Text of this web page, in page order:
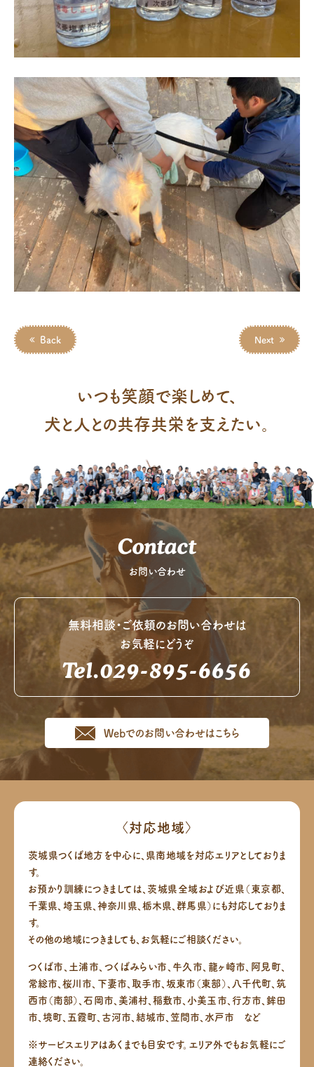
Back Next
いつも笑顔で楽しめて、
犬と人との共存共栄を支えたい。
Contact
お問い合わせ
無料相談・ご依頼のお問い合わせは
お気軽にどうぞ
Tel.029-895-6656
Webでのお問い合わせはこちら
〈対応地域〉
茨城県つくば地方を中心に、県南地域を対応エリアとしておりま
す。
お預かり訓練につきましては、茨城県全域および近県（東京都、
千葉県、埼玉県、神奈川県、栃木県、群馬県）にも対応しておりま
す。
その他の地域につきましても、お気軽にご相談ください。
つくば市、土浦市、つくばみらい市、牛久市、龍ヶ崎市、阿見町、
常総市、桜川市、下妻市、取手市、坂東市（東部）、八千代町、筑
西市（南部）、石岡市、美浦村、稲敷市、小美玉市、行方市、鉾田
市、境町、五霞町、古河市、結城市、笠間市、水戸市 など
※サービスエリアはあくまでも目安です。エリア外でもお気軽にご
連絡ください。